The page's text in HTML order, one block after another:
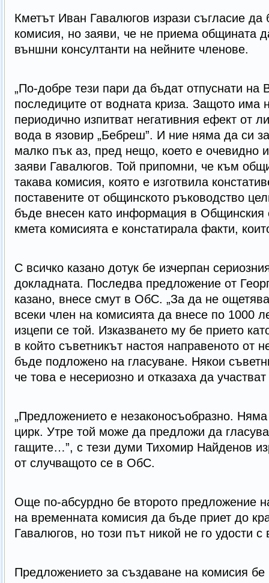
Кметът Иван Гавалюгов изрази съгласие да
комисия, но заяви, че не приема общината
външни консултанти на нейните членове.
„По-добре тези пари да бъдат отпуснати на
последиците от водната криза. Защото има
периодично изпитват негативния ефект от
вода в язовир „Бебреш”. И ние няма да си
малко пък аз, пред нещо, което е очевидно
заяви Гавалюгов. Той припомни, че към
такава комисия, която е изготвила
поставените от общинското ръководство
бъде внесен като информация в Общинския
кмета комисията е констатирала факти,
С всичко казано дотук бе изчерпан
докладната. Последва предложение от
казано, внесе смут в ОбС. „За да не
всеки член на комисията да внесе по 1000
изцепи се той. Изказването му бе прието
в който съветникът настоя направеното от
бъде подложено на гласуване. Някои
че това е несериозно и отказаха да
„Предложението е незаконосъобразно.
цирк. Утре той може да предложи да
гащите…”, с тези думи Тихомир Найденов
от случващото се в ОбС.
Още по-абсурдно бе второто предложение
на временната комисия да бъде приет до
Гавалюгов, но този път никой не го удости с
Предложението за създаване на комисия